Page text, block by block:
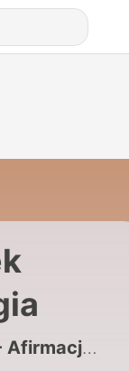
które nie działają